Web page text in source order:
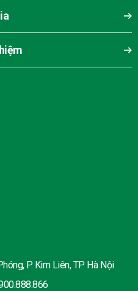
P. Kim Liên, TP Hà Nội